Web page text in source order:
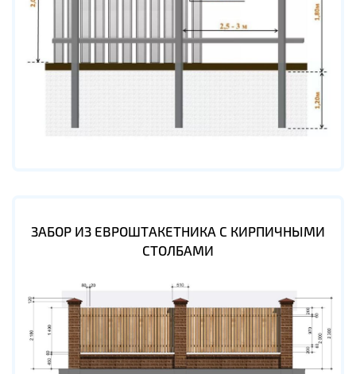
ЗАБОР ИЗ ЕВРОШТАКЕТНИКА С КИРПИЧНЫМИ
СТОЛБАМИ